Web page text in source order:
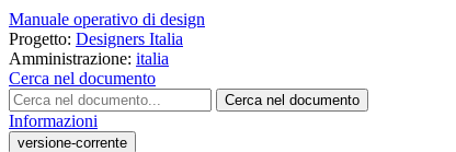
Manuale operativo di design
Progetto: Designers Italia
Amministrazione: italia
Cerca nel documento
Cerca nel documento
Informazioni
versione-corrente